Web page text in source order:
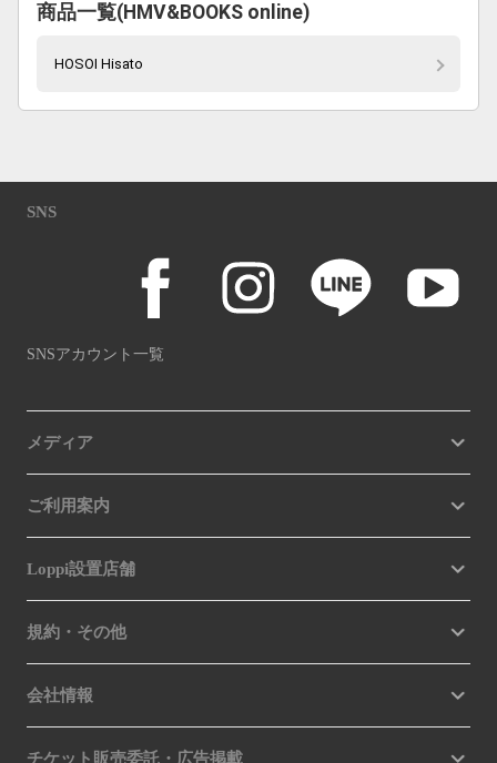
商品一覧(HMV&BOOKS online)
HOSOI Hisato
SNS
SNSアカウント一覧
メディア
ご利用案内
Loppi設置店舗
規約・その他
会社情報
チケット販売委託・広告掲載